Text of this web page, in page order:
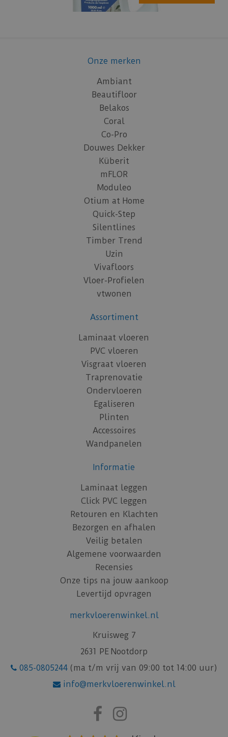
Onze merken
Ambiant
Beautifloor
Belakos
Coral
Co-Pro
Douwes Dekker
Küberit
mFLOR
Moduleo
Otium at Home
Quick-Step
Silentlines
Timber Trend
Uzin
Vivafloors
Vloer-Profielen
vtwonen
Assortiment
Laminaat vloeren
PVC vloeren
Visgraat vloeren
Traprenovatie
Ondervloeren
Egaliseren
Plinten
Accessoires
Wandpanelen
Informatie
Laminaat leggen
Click PVC leggen
Retouren en Klachten
Bezorgen en afhalen
Veilig betalen
Algemene voorwaarden
Recensies
Onze tips na jouw aankoop
Levertijd opvragen
merkvloerenwinkel.nl
Kruisweg 7
2631 PE Nootdorp
085-0805244 (ma t/m vrij van 09:00 tot 14:00 uur)
info@merkvloerenwinkel.nl